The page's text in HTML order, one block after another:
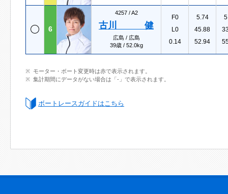
6
4257 /A2
古川 健
広島 / 広島
39歳 / 52.0kg
F0
L0
0.14
5.74
45.88
52.94
モーター・ボート変更時は赤で表示されます。
集計期間にデータがない場合は「-」で表示されます。
ボートレースガイドはこちら